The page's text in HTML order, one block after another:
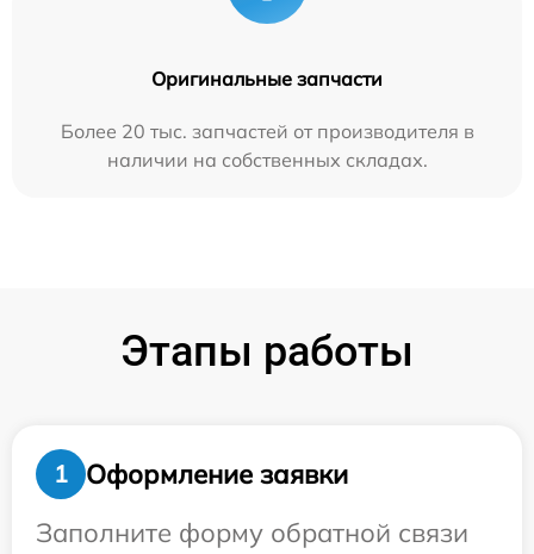
Оригинальные запчасти
Более 20 тыс. запчастей от производителя в
наличии на собственных складах.
Этапы работы
1
Оформление заявки
Заполните форму обратной связи